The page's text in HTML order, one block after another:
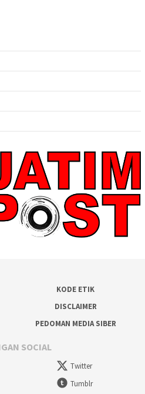
KODE ETIK
DISCLAIMER
PEDOMAN MEDIA SIBER
SOCIAL
Twitter
Tumblr